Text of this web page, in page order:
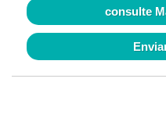
consulte